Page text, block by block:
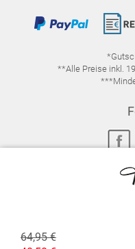
64,95 €
**Alle Preise inkl.
DATENSCHUTZ-